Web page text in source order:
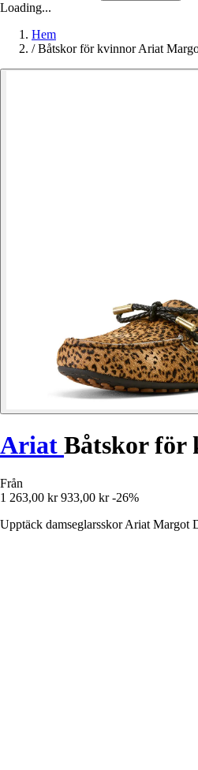
Loading...
Hem
/ Båtskor för kvinnor Ariat
Ariat Båtskor för
Från
1 263,00 kr 933,00 kr -26%
Upptäck damseglarsskor Ariat Margot